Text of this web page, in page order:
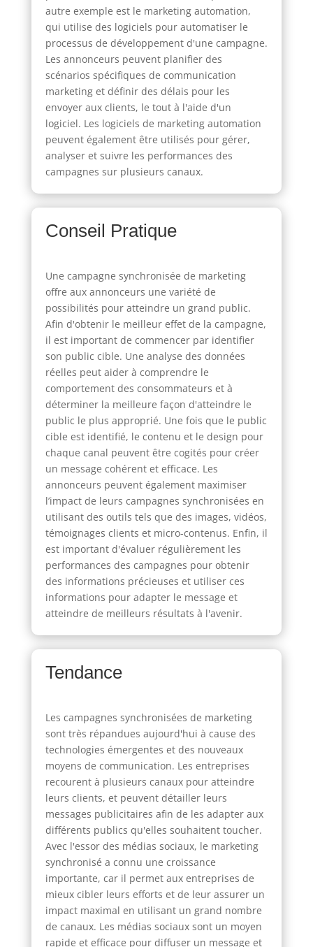
autre exemple est le marketing automation,
qui utilise des logiciels pour automatiser le
processus de développement d'une campagne.
Les annonceurs peuvent planifier des
scénarios spécifiques de communication
marketing et définir des délais pour les
envoyer aux clients, le tout à l'aide d'un
logiciel. Les logiciels de marketing automation
peuvent également être utilisés pour gérer,
analyser et suivre les performances des
campagnes sur plusieurs canaux.
Conseil Pratique
Une campagne synchronisée de marketing
offre aux annonceurs une variété de
possibilités pour atteindre un grand public.
Afin d'obtenir le meilleur effet de la campagne,
il est important de commencer par identifier
son public cible. Une analyse des données
réelles peut aider à comprendre le
comportement des consommateurs et à
déterminer la meilleure façon d'atteindre le
public le plus approprié. Une fois que le public
cible est identifié, le contenu et le design pour
chaque canal peuvent être cogités pour créer
un message cohérent et efficace. Les
annonceurs peuvent également maximiser
l’impact de leurs campagnes synchronisées en
utilisant des outils tels que des images, vidéos,
témoignages clients et micro-contenus. Enfin, il
est important d'évaluer régulièrement les
performances des campagnes pour obtenir
des informations précieuses et utiliser ces
informations pour adapter le message et
atteindre de meilleurs résultats à l'avenir.
Tendance
Les campagnes synchronisées de marketing
sont très répandues aujourd'hui à cause des
technologies émergentes et des nouveaux
moyens de communication. Les entreprises
recourent à plusieurs canaux pour atteindre
leurs clients, et peuvent détailler leurs
messages publicitaires afin de les adapter aux
différents publics qu'elles souhaitent toucher.
Avec l'essor des médias sociaux, le marketing
synchronisé a connu une croissance
importante, car il permet aux entreprises de
mieux cibler leurs efforts et de leur assurer un
impact maximal en utilisant un grand nombre
de canaux. Les médias sociaux sont un moyen
rapide et efficace pour diffuser un message et